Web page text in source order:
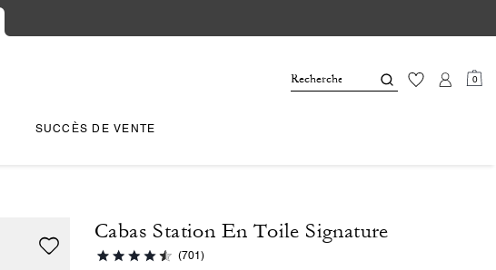
0
SUCCÈS DE VENTE
Cabas Station En Toile Signature
(701)